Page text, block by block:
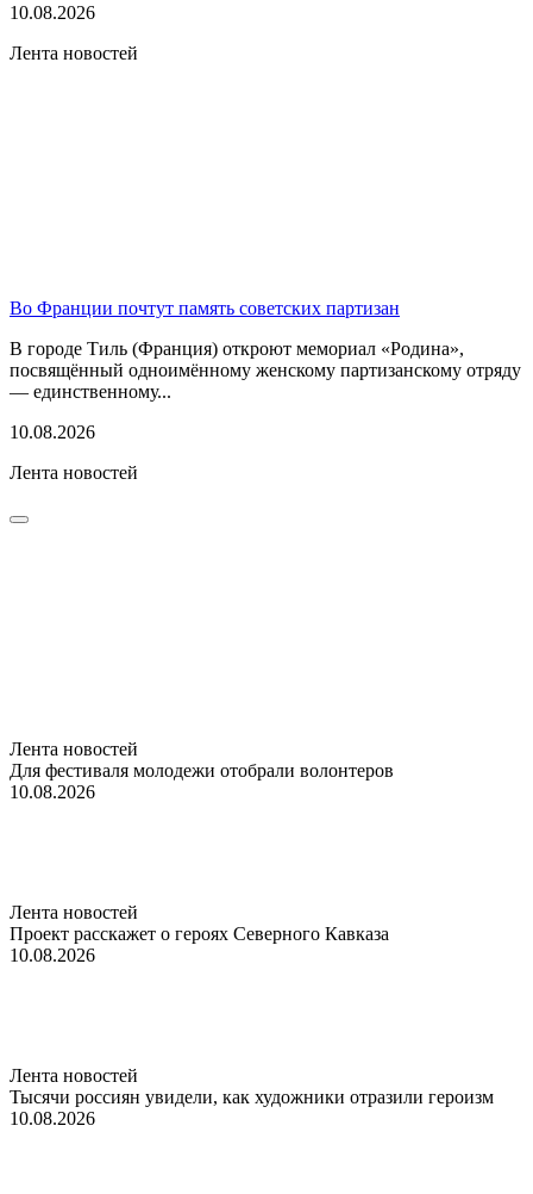
10.08.2026
Лента новостей
Во Франции почтут память советских партизан
В городе Тиль (Франция) откроют мемориал «Родина»,
посвящённый одноимённому женскому партизанскому отряду
— единственному...
10.08.2026
Лента новостей
Лента новостей
Для фестиваля молодежи отобрали волонтеров
10.08.2026
Лента новостей
Проект расскажет о героях Северного Кавказа
10.08.2026
Лента новостей
Тысячи россиян увидели, как художники отразили героизм
10.08.2026